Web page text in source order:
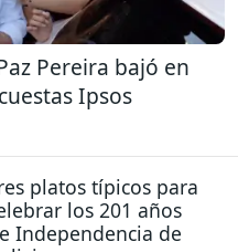
Pereira bajó en
Ipsos
platos típicos para
los 201 años
Independencia de